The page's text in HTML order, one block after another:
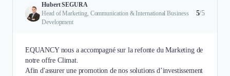
Hubert SEGURA
Head of Marketing, Communication & International Business
Development
5/5
EQUANCY nous a accompagné sur la refonte du Marketing de
notre offre Climat.
Afin d'assurer une promotion de nos solutions d’investissement